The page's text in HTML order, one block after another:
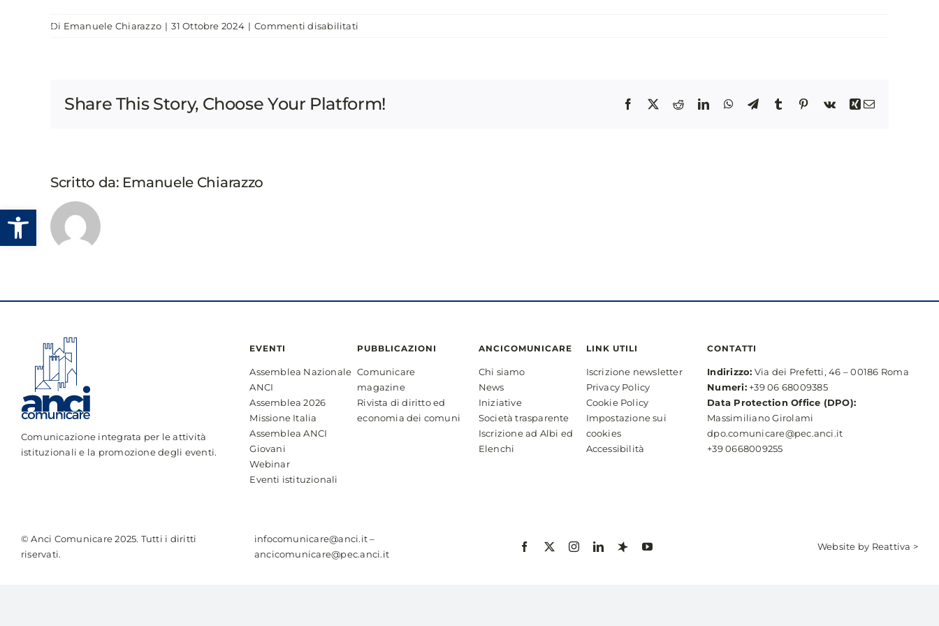
Apri la barra degli strumenti
PUBBLICAZIONI
Di Emanuele Chiarazzo | 31 Ottobre 2024 | Commenti disabilitati
“ALTERNATIVE
Share This Story, Choose Your Platform! Facebook RedditLinkedInWhatsApp
TelegramTumblr Pinterest
Vk Xing Email
Scritto da: Emanuele Chiarazzo
Comunicazione integrata per le attività
istituzionali e la promozione degli eventi.
EVENTI
Assemblea Nazionale
ANCI
Assemblea 2026
Missione Italia
Assemblea ANCI
Giovani
Webinar
Eventi istituzionali
PUBBLICAZIONI
Comunicare
magazine
Rivista di diritto ed
economia dei comuni
ANCICOMUNICARE
Chi siamo
News
Iniziative
Società trasparente
Iscrizione ad Albi ed
Elenchi
LINK UTILI
Iscrizione newsletter
Privacy Policy
Cookie Policy
Impostazione sui
cookies
Accessibilità
CONTATTI
Indirizzo: Via dei Prefetti, 46 – 00186 Roma
Numeri:+39 06 68009385
Data Protection Office (DPO):
Massimiliano Girolami
dpo.comunicare@pec.anci.it
+39 0668009255
© Anci Comunicare 2025. Tutti i diritti
riservati.
infocomunicare@anci.it–
ancicomunicare@pec.anci.it
Website by Reattiva >